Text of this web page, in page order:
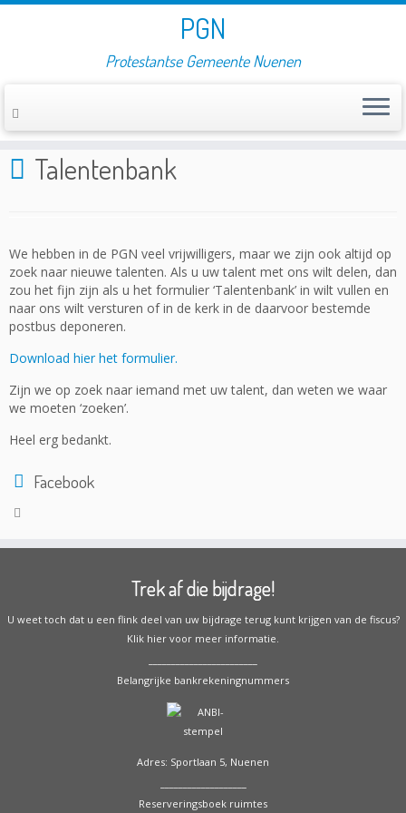
PGN
Protestantse Gemeente Nuenen
Talentenbank
We hebben in de PGN veel vrijwilligers, maar we zijn ook altijd op
zoek naar nieuwe talenten. Als u uw talent met ons wilt delen, dan
zou het fijn zijn als u het formulier ‘Talentenbank’ in wilt vullen en
naar ons wilt versturen of in de kerk in de daarvoor bestemde
postbus deponeren.
Download hier het formulier.
Zijn we op zoek naar iemand met uw talent, dan weten we waar
we moeten ‘zoeken’.
Heel erg bedankt.
Facebook
Trek af die bijdrage!
U weet toch dat u een flink deel van uw bijdrage terug kunt krijgen van de fiscus?
Klik hier voor meer informatie.
Belangrijke bankrekeningnummers
Adres: Sportlaan 5, Nuenen
Reserveringsboek ruimtes